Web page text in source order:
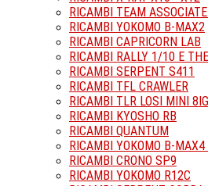
RICAMBI TEAM
RICAMBI YOKOMO B-MAX2
RICAMBI CAPRICORN LAB
RICAMBI RALLY 1/10 E
RICAMBI SERPENT S411
RICAMBI TFL CRAWLER
RICAMBI TLR LOSI MINI
RICAMBI KYOSHO RB
RICAMBI QUANTUM
RICAMBI YOKOMO B-
RICAMBI CRONO SP9
RICAMBI YOKOMO R12C